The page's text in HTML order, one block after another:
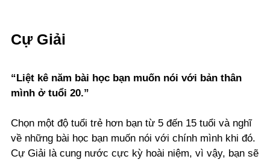
Cự Giải
“Liệt kê năm bài học bạn muốn nói với bản thân
mình ở tuổi 20.”
Chọn một độ tuổi trẻ hơn bạn từ 5 đến 15 tuổi và nghĩ
về những bài học bạn muốn nói với chính mình khi đó.
Cự Giải là cung nước cực kỳ hoài niệm, vì vậy, bạn sẽ